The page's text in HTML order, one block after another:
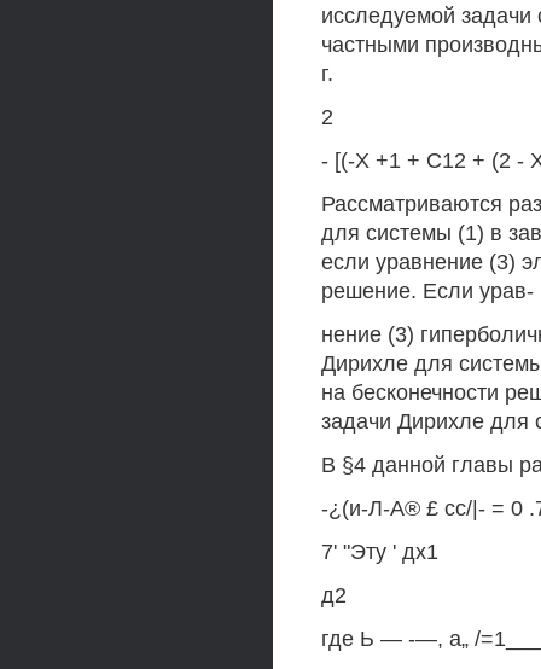
исследуемой задачи
частными
г.
2
- [(-X +1 + С12 + (2 -
Рассматриваются
для системы (1) в
если уравнение (3)
решение. Если урав-
нение (3)
Дирихле для
на бесконечности
задачи Дирихле для
В §4 данной главы
-¿(и-Л-А® £ сс/|- = 0
7' "Эту ' дх1
д2
где Ь — -—, а„ /